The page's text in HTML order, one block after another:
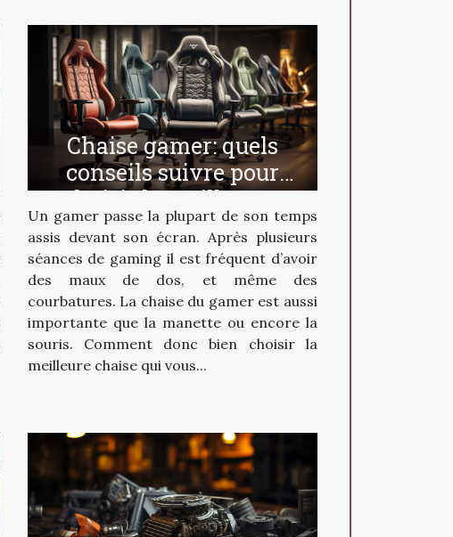
Chaise gamer: quels
conseils suivre pour
choisir la meilleure ?
Un gamer passe la plupart de son temps
assis devant son écran. Après plusieurs
séances de gaming il est fréquent d’avoir
des maux de dos, et même des
courbatures. La chaise du gamer est aussi
importante que la manette ou encore la
souris. Comment donc bien choisir la
meilleure chaise qui vous...